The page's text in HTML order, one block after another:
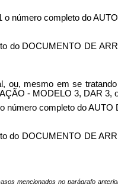
o número completo do
do DOCUMENTO DE
ou, mesmo em se
- MODELO 3, DAR 3,
número completo do AUTO
do DOCUMENTO DE
mencionados no parágrafo